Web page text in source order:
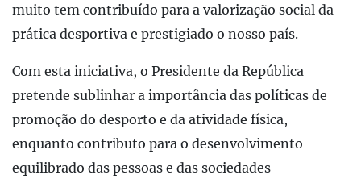
muito tem contribuído para a valorização social da
prática desportiva e prestigiado o nosso país.
Com esta iniciativa, o Presidente da República
pretende sublinhar a importância das políticas de
promoção do desporto e da atividade física,
enquanto contributo para o desenvolvimento
equilibrado das pessoas e das sociedades